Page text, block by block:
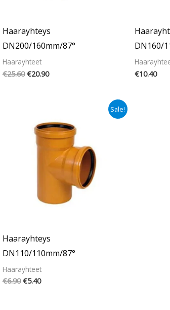
Haarayhteys
DN200/160mm/87°
Haarayhteet
€25.60 €20.90
DN160/
€10.40
Sale!
Haarayhteys
DN110/110mm/87°
Haarayhteet
€6.90
€6.90.
€5.40
on:
€5.40.